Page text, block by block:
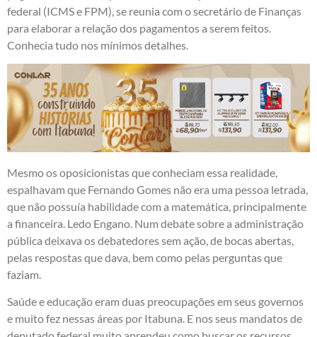
federal (ICMS e FPM), se reunia com o secretário de Finanças
para elaborar a relação dos pagamentos a serem feitos.
Conhecia tudo nos mínimos detalhes.
Mesmo os oposicionistas que conheciam essa realidade,
espalhavam que Fernando Gomes não era uma pessoa letrada,
que não possuía habilidade com a matemática, principalmente
a financeira. Ledo Engano. Num debate sobre a administração
pública deixava os debatedores sem ação, de bocas abertas,
pelas respostas que dava, bem como pelas perguntas que
faziam.
Saúde e educação eram duas preocupações em seus governos
e muito fez nessas áreas por Itabuna. E nos seus mandatos de